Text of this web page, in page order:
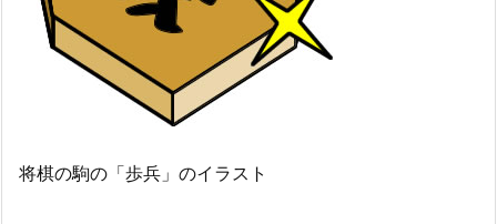
将棋の駒の「歩兵」のイラスト